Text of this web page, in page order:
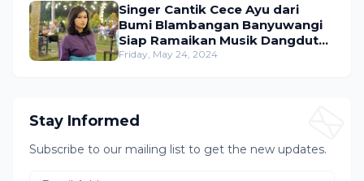
Singer Cantik Cece Ayu dari
Bumi Blambangan Banyuwangi
Siap Ramaikan Musik Dangdut
Indonesia
Friday, May 24, 2024
Stay Informed
Subscribe to our mailing list to get the new updates.